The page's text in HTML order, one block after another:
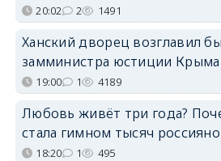
20:02 2 1491
Ханский дворец возглавил
замминистра юстиции Крыма
19:00 1 4189
Любовь живёт три года?
стала гимном тысяч
18:20 1 495